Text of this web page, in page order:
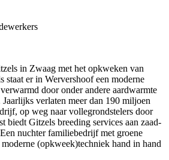
in Zwaag met het opkweken van
staat er in Wervershoof een moderne
door onder andere aardwarmte
verlaten meer dan 190 miljoen
op weg naar vollegrondstelers door
biedt Gitzels breeding services aan zaad-
nuchter familiebedrijf met groene
(opkweek)techniek hand in hand